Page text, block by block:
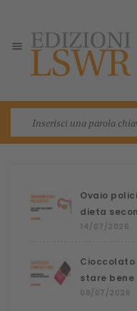

Ovaio
dieta
14/07/2026
stare bene
08/07/2026